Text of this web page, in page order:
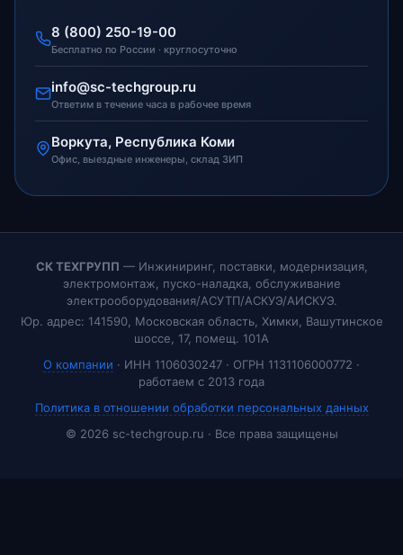
8 (800) 250-19-00
Бесплатно по России · круглосуточно
info@sc-techgroup.ru
Ответим в течение часа в рабочее время
Воркута, Республика Коми
Офис, выездные инженеры, склад ЗИП
СК ТЕХГРУПП — Инжиниринг, поставки, модернизация,
электромонтаж, пуско-наладка, обслуживание
электрооборудования/АСУТП/АСКУЭ/АИСКУЭ.
Юр. адрес: 141590, Московская область, Химки, Вашутинское
шоссе, 17, помещ. 101А
О компании · ИНН 1106030247 · ОГРН 1131106000772 ·
работаем с 2013 года
Политика в отношении обработки персональных данных
© 2026 sc-techgroup.ru · Все права защищены